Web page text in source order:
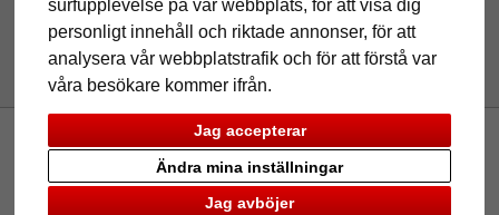
surfupplevelse på vår webbplats, för att visa dig
personligt innehåll och riktade annonser, för att
analysera vår webbplatstrafik och för att förstå var
våra besökare kommer ifrån.
Jag accepterar
Jag avböjer
Ändra mina inställningar
Om du vill ta del av vårt nyhetsbrev, vänligen skriv in din